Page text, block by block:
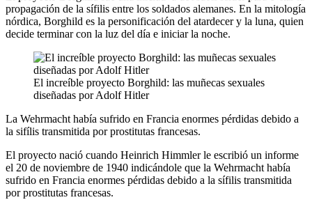
propagación de la sífilis entre los soldados alemanes. En la mitología
nórdica, Borghild es la personificación del atardecer y la luna, quien
decide terminar con la luz del día e iniciar la noche.
El increíble proyecto Borghild: las muñecas sexuales
diseñadas por Adolf Hitler
La Wehrmacht había sufrido en Francia enormes pérdidas debido a
la sifílis transmitida por prostitutas francesas.
El ​proyecto nació cuando Heinrich Himmler le escribió un informe
el 20 de noviembre de 1940 indicándole que la Wehrmacht había
sufrido en Francia enormes pérdidas debido a la sífilis transmitida
por prostitutas francesas.